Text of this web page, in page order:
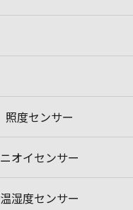
照度センサー
ニオイセンサー
温湿度センサー